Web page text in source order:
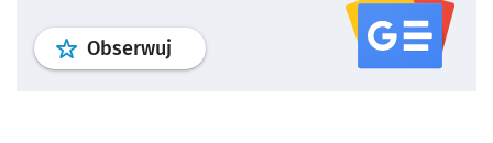
Obserwuj profil serwisu